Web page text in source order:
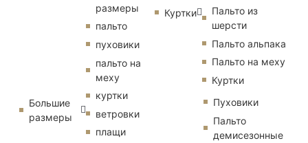
Большие
размеры
размеры
пальто
пуховики
пальто на
меху
куртки
ветровки
плащи
Куртки
Пальто из
шерсти
Пальто альпака
Пальто на меху
Куртки
Пуховики
Пальто
демисезонные